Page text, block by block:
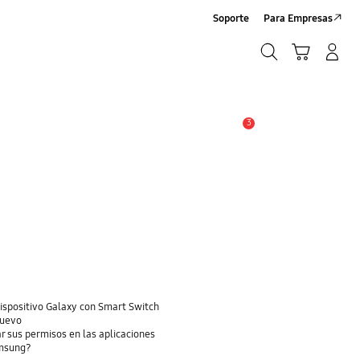
Soporte Para Empresas
3
Galaxy con Smart Switch
sus permisos en las aplicaciones